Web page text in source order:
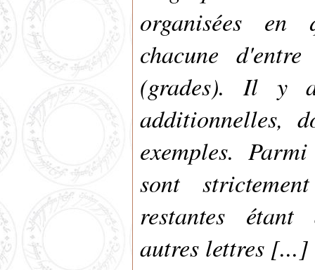
organisées en
chacune
(grades). Il y
additionnelles,
exemples.
sont
restantes étant
autres lettres [...]